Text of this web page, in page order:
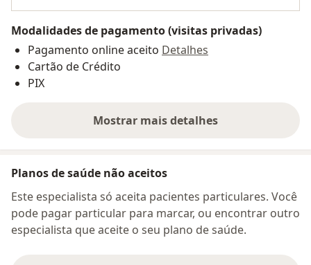
Modalidades de pagamento (visitas privadas)
Pagamento online aceito Detalhes
Cartão de Crédito
PIX
Mostrar mais detalhes
sobre o endereço
Planos de saúde não aceitos
Este especialista só aceita pacientes particulares. Você
pode pagar particular para marcar, ou encontrar outro
especialista que aceite o seu plano de saúde.